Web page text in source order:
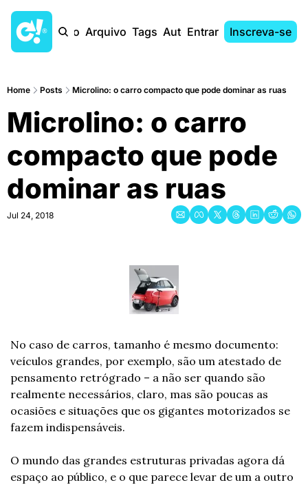
Início Arquivo Tags AutoresEntrar Inscreva-se
Home Posts Microlino: o carro compacto que pode dominar as ruas
Microlino: o carro
compacto que pode
dominar as ruas
Jul 24, 2018
No caso de carros, tamanho é mesmo documento:
veículos grandes, por exemplo, são um atestado de
pensamento retrógrado – a não ser quando são
realmente necessários, claro, mas são poucas as
ocasiões e situações que os gigantes motorizados se
fazem indispensáveis.
O mundo das grandes estruturas privadas agora dá
espaço ao público, e o que parece levar de um a outro